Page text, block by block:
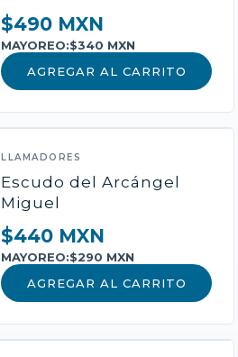
$490 MXN
MAYOREO:$340 MXN
AGREGAR AL CARRITO
LLAMADORES
Escudo del Arcángel
Miguel
$440 MXN
MAYOREO:$290 MXN
AGREGAR AL CARRITO
Incluye cofre de los deseos,
activación.
$0 MXN
MAYOREO:$0 MXN
-
Pago seguro con Mercado Pago